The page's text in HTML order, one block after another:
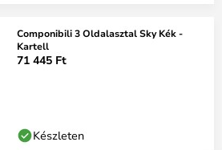
Componibili 3 Oldalasztal Sky Kék -
Kartell
71 445 Ft
Készleten